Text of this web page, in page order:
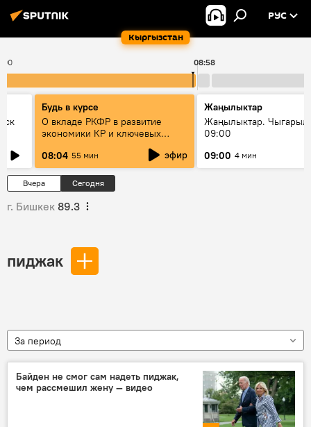
Кыргызстан
РУС
08:58
Будь в курсе
О вкладе РКФР в развитие
экономики КР и ключевых
08:04 55 мин эфир
Жаңылыктар
Жаңылыктар.
09:00
09:00 4 мин
Вчера Сегодня
г. Бишкек 89.3
пиджак
За период
Байден не смог сам надеть пиджак,
чем рассмешил жену — видео